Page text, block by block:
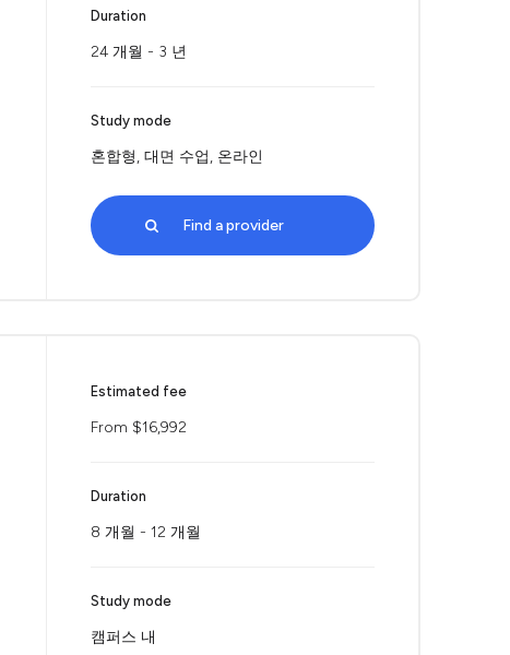
Duration
24 개월 - 3 년
Study mode
혼합형, 대면 수업, 온라인
Find a provider
Estimated fee
From $16,992
Duration
8 개월 - 12 개월
Study mode
캠퍼스 내